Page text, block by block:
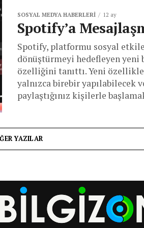
SOSYAL MEDYA HABERLERI 12 ay
Spotify’a
Spotify, platformu sosyal
dönüştürmeyi hedefleyen yeni
özelliğini tanıttı. Yeni
yalnızca birebir yapılabilecek
paylaştığınız kişilerle
YAZILAR